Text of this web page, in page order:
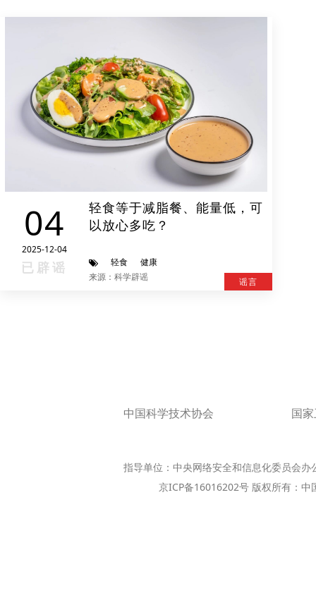
04
2025-12-04
已辟谣
轻食等于减脂餐、能量低，可
以放心多吃？
轻食
健康
来源：科学辟谣
谣言
中国科学技术协会 国
指导单位：中央网络安全和信息化委员会
京ICP备16016202号 版权所有：